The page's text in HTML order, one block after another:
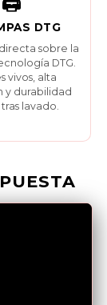
DTG
sobre la
DTG.
vivos, alta
y durabilidad
lavado.